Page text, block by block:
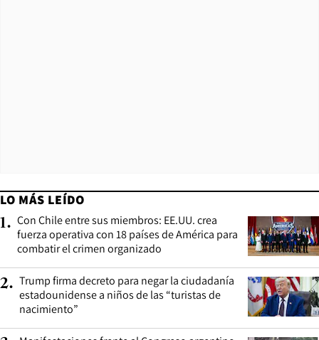
LO MÁS LEÍDO
1. Con Chile entre sus miembros: EE.UU. crea
fuerza operativa con 18 países de América para
combatir el crimen organizado
2. Trump firma decreto para negar la ciudadanía
estadounidense a niños de las “turistas de
nacimiento”